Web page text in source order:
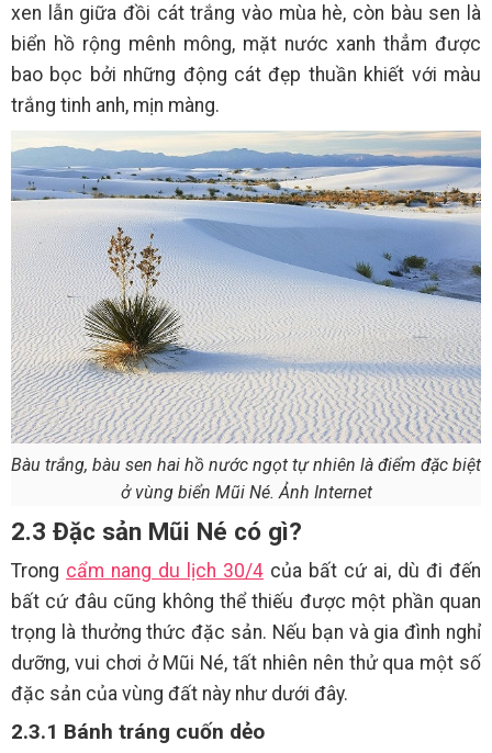
xen lẫn giữa đồi cát trắng vào mùa hè, còn bàu sen là
biển hồ rộng mênh mông, mặt nước xanh thẳm được
bao bọc bởi những động cát đẹp thuần khiết với màu
trắng tinh anh, mịn màng.
Bàu trắng, bàu sen hai hồ nước ngọt tự nhiên là điểm đặc biệt
ở vùng biển Mũi Né. Ảnh Internet
2.3 Đặc sản Mũi Né có gì?
Trong cẩm nang du lịch 30/4 của bất cứ ai, dù đi đến
bất cứ đâu cũng không thể thiếu được một phần quan
trọng là thưởng thức đặc sản. Nếu bạn và gia đình nghỉ
dưỡng, vui chơi ở Mũi Né, tất nhiên nên thử qua một số
đặc sản của vùng đất này như dưới đây.
2.3.1 Bánh tráng cuốn dẻo